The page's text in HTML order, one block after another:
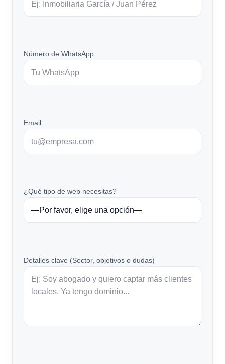
Número de WhatsApp
Email
¿Qué tipo de web necesitas?
Detalles clave (Sector, objetivos o dudas)